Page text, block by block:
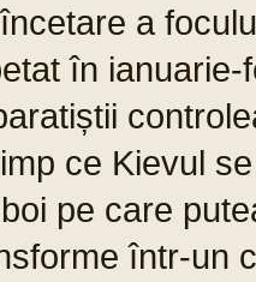
a
în
ce Kievul
pe care
într-un